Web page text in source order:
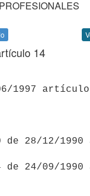
PROFESIONALES
14
06/1997